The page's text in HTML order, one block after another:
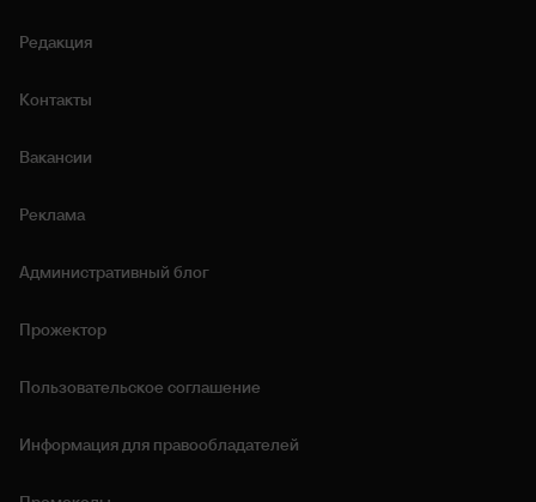
Редакция
Контакты
Вакансии
Реклама
Административный блог
Прожектор
Пользовательское соглашение
Информация для правообладателей